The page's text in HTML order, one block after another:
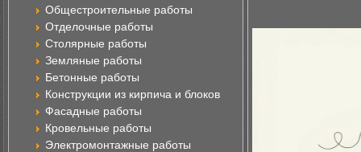
Общестроительные работы
Отделочные работы
Столярные работы
Земляные работы
Бетонные работы
Конструкции из кирпича и блоков
Фасадные работы
Кровельные работы
Электромонтажные работы